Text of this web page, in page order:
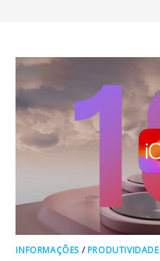
INFORMAÇÕES / PRODUTIVIDADE